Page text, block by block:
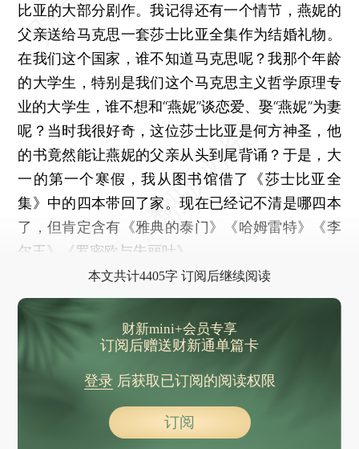
比亚的大部分剧作。我记得还有一个情节，燕妮的
父亲送给马克思一套莎士比亚全集作为结婚礼物。
在我们这个国家，谁不知道马克思呢？我那个年龄
的大学生，特别是我们这个马克思主义哲学原理专
业的大学生，谁不想和“燕妮”谈恋爱、娶“燕妮”为妻
呢？当时我很好奇，这位莎士比亚是何方神圣，他
的书竟然能让燕妮的父亲从头到尾背诵？于是，大
一的第一个寒假，我从图书馆借了《莎士比亚全
集》中的四本带回了家。现在已经记不清是哪四本
了，但肯定含有《雅典的泰门》《哈姆雷特》《李
尔王》《罗密欧与朱丽叶》。
本文共计4405字 订阅后继续阅读
财新mini+会员专享
订阅后赠送财新通单篇卡
登录后获取已订阅的阅读权限
订阅